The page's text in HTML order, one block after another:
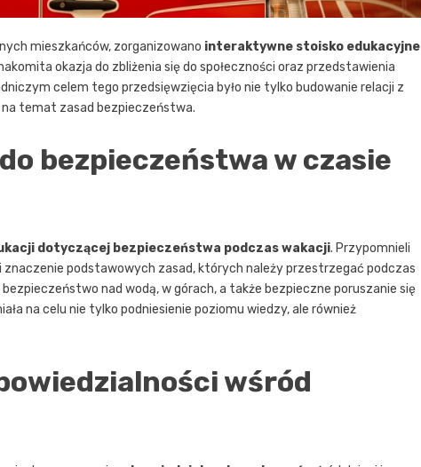
mieszkańców, zorganizowano interaktywne stoisko edukacyjne
okazja do zbliżenia się do społeczności oraz przedstawienia
celem tego przedsięwzięcia było nie tylko budowanie relacji z
na temat zasad bezpieczeństwa.
bezpieczeństwa w czasie
dotyczącej bezpieczeństwa podczas wakacji. Przypomnieli
podstawowych zasad, których należy przestrzegać podczas
nad wodą, w górach, a także bezpieczne poruszanie się
na celu nie tylko podniesienie poziomu wiedzy, ale również
wśród